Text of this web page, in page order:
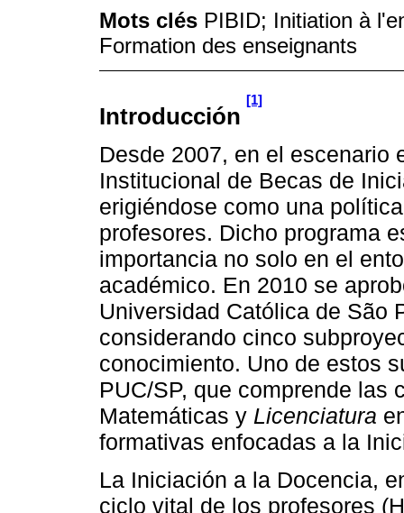
Mots clés PIBID; Initiation à
Formation des enseignants
Introducción
[1]
Desde 2007, en el escenario
Institucional de Becas de
erigiéndose como una
profesores. Dicho programa
importancia no solo en el
académico. En 2010 se
Universidad Católica de São
considerando cinco
conocimiento. Uno de estos
PUC/SP, que comprende las
Matemáticas y Licenciatura
formativas enfocadas a la
La Iniciación a la Docencia,
ciclo vital de los profesores